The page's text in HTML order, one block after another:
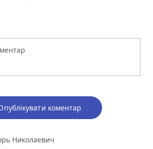
коментар
Николаевич